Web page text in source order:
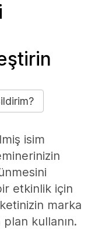
isim
etkinlik için
marka
kullanın.